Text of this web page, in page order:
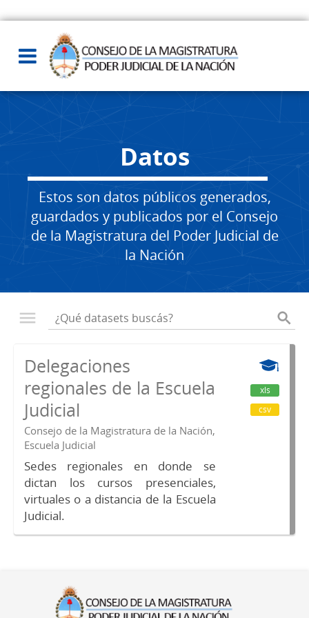
Datos
Estos son datos públicos generados,
guardados y publicados por el Consejo
de la Magistratura del Poder Judicial de
la Nación
Delegaciones
regionales de la Escuela
Judicial
Consejo de la Magistratura de la Nación,
Escuela Judicial
Sedes regionales en donde se
dictan los cursos presenciales,
virtuales o a distancia de la Escuela
Judicial.
xls
csv